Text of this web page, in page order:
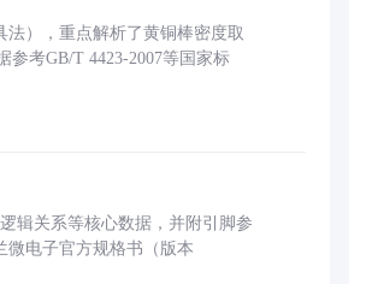
），重点解析了黄铜棒密度取
参考GB/T 4423-2007等国家标
辑关系等核心数据，并附引脚参
微电子官方规格书（版本